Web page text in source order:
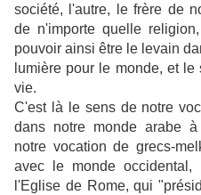
société, l'autre, le frère de
de n'importe quelle
pouvoir ainsi être le levain
lumière pour le monde, et
vie.
C'est là le sens de notre
dans notre monde arabe
notre vocation de grecs-
avec le monde
l'Eglise de Rome, qui